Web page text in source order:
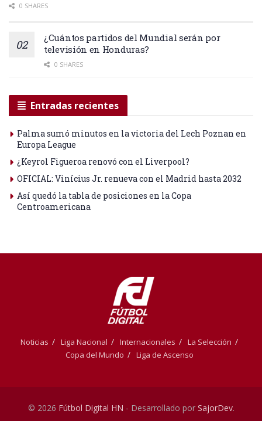
0 SHARES
¿Cuántos partidos del Mundial serán por
televisión en Honduras?
0 SHARES
Entradas recientes
Palma sumó minutos en la victoria del Lech Poznan en
Europa League
¿Keyrol Figueroa renovó con el Liverpool?
OFICIAL: Vinícius Jr. renueva con el Madrid hasta 2032
Así quedó la tabla de posiciones en la Copa
Centroamericana
Noticias Liga Nacional Internacionales
La Selección
Copa del Mundo
Liga de Ascenso
© 2026 Fútbol Digital HN - Desarrollado por SajorDev.